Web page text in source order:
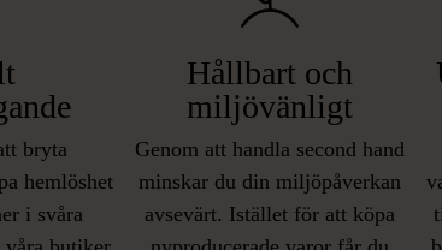
bryta
hemlöshet
i svåra
Hållbart och
miljövänligt
Genom att handla second hand
minskar du din miljöpåverkan
avsevärt. Istället för att köpa